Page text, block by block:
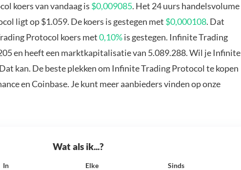
koers van vandaag is $0,009085. Het 24 uurs handelsvolume
ligt op $1.059. De koers is gestegen met $0,000108. Dat
Protocol koers met0,10%is gestegen. Infinite Trading
en heeft een marktkapitalisatie van 5.089.288. Wil je Infinite
kan. De beste plekken om Infinite Trading Protocol te kopen
en Coinbase. Je kunt meer aanbieders vinden op onze
Wat als ik...?
In Elke Sinds